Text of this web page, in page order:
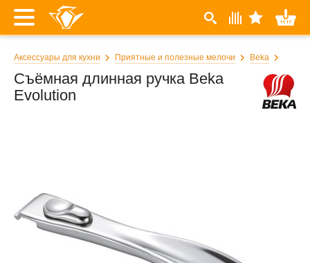
Аксессуары для кухни Приятные и полезные мелочи Beka
Съёмная длинная ручка Beka
Evolution